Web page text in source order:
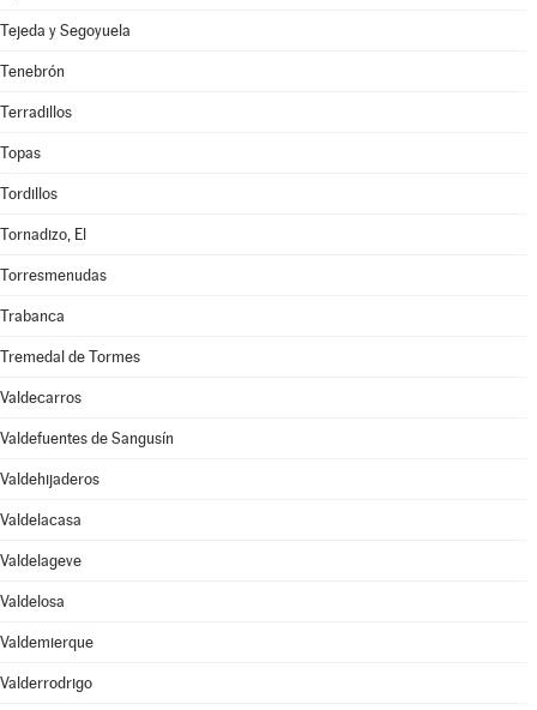
Tejeda y Segoyuela
Tenebrón
Terradillos
Topas
Tordillos
Tornadizo, El
Torresmenudas
Trabanca
Tremedal de Tormes
Valdecarros
Valdefuentes de Sangusín
Valdehijaderos
Valdelacasa
Valdelageve
Valdelosa
Valdemierque
Valderrodrigo